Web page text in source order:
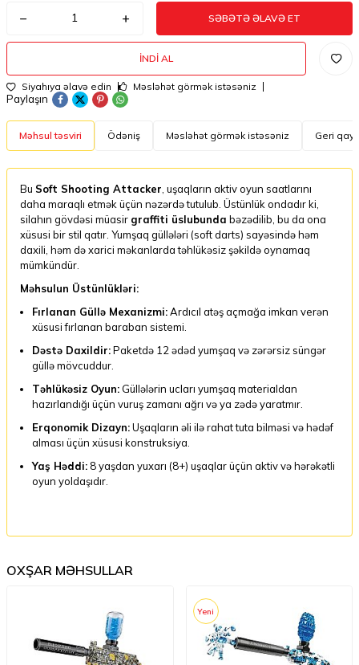
SƏBƏTƏ ƏLAVƏ ET
İNDI AL
Siyahıya əlavə edin Məsləhət görmək istəsəniz
Paylaşın
Məhsul təsviri Ödəniş Məsləhət görmək istəsəniz Geri
Bu Soft Shooting Attacker , uşaqların aktiv oyun saatlarını
daha maraqlı etmək üçün nəzərdə tutulub. Üstünlük ondadır ki,
silahın gövdəsi müasir graffiti üslubunda bəzədilib, bu da ona
xüsusi bir stil qatır. Yumşaq güllələri (soft darts) sayəsində həm
daxili, həm də xarici məkanlarda təhlükəsiz şəkildə oynamaq
mümkündür.
Məhsulun Üstünlükləri:
Fırlanan Güllə Mexanizmi:Ardıcıl atəş açmağa imkan verən
xüsusi fırlanan baraban sistemi.
Dəstə Daxildir:Paketdə 12 ədəd yumşaq və zərərsiz süngər
güllə mövcuddur.
Təhlükəsiz Oyun: Güllələrin ucları yumşaq materialdan
hazırlandığı üçün vuruş zamanı ağrı və ya zədə yaratmır.
Erqonomik Dizayn:Uşaqların əli ilə rahat tuta bilməsi və hədəf
alması üçün xüsusi konstruksiya.
Yaş Həddi: 8 yaşdan yuxarı (8+) uşaqlar üçün aktiv və hərəkətli
oyun yoldaşıdır.
OXŞAR MƏHSULLAR
Yeni